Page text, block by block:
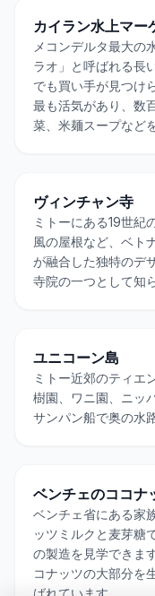
カイラン水上マー
メコンデルタ最大の
ラオ」と呼ばれる長
でも買い手が見つけ
最も活気があり、数
菜、米麺スープなど
ヴィンチャン寺
ミトーにある19世紀
風の屋根など、ベト
が融合した独特のデ
寺院の一つとして知
ユニコーン島
ミトー近郊のティエ
樹園、ワニ園、ニッ
サンパン船で奥の水
ベンチェのココナ
ベンチェ省にある家
ッツミルクと麦芽糖
の製造を見学できま
コナッツの大部分を
ばれています。